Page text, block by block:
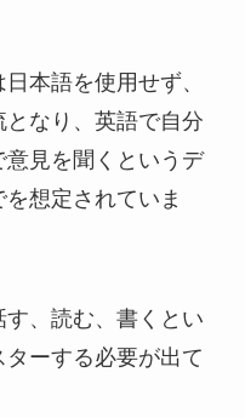
本語を使用せず、
なり、英語で自分
見を聞くというデ
想定されていま
、読む、書くとい
ーする必要が出て